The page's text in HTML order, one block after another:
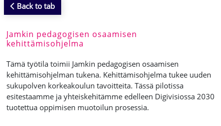
Back to tab
Jamkin pedagogisen osaamisen
kehittämisohjelma
Tämä työtila toimii Jamkin pedagogisen osaamisen
kehittämisohjelman tukena. Kehittämisohjelma tukee uuden
sukupolven korkeakoulun tavoitteita. Tässä pilotissa
esitestaamme ja yhteiskehitämme edelleen Digivisiossa 2030
tuotettua oppimisen muotoilun prosessia.